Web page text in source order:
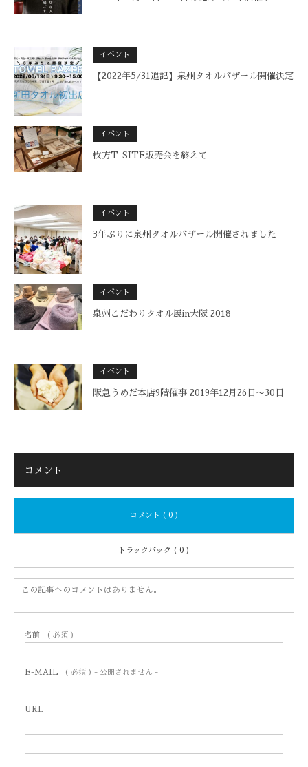
イベント
【2022年5/31追記】泉州タオルバザール開催決定
イベント
枚方T-SITE販売会を終えて
イベント
3年ぶりに泉州タオルバザール開催されました
イベント
泉州こだわりタオル展in大阪 2018
イベント
阪急うめだ本店9階催事 2019年12月26日〜30日
コメント
コメント ( 0 )
トラックバック ( 0 )
この記事へのコメントはありません。
名前 ( 必須 )
E-MAIL ( 必須 ) - 公開されません -
URL